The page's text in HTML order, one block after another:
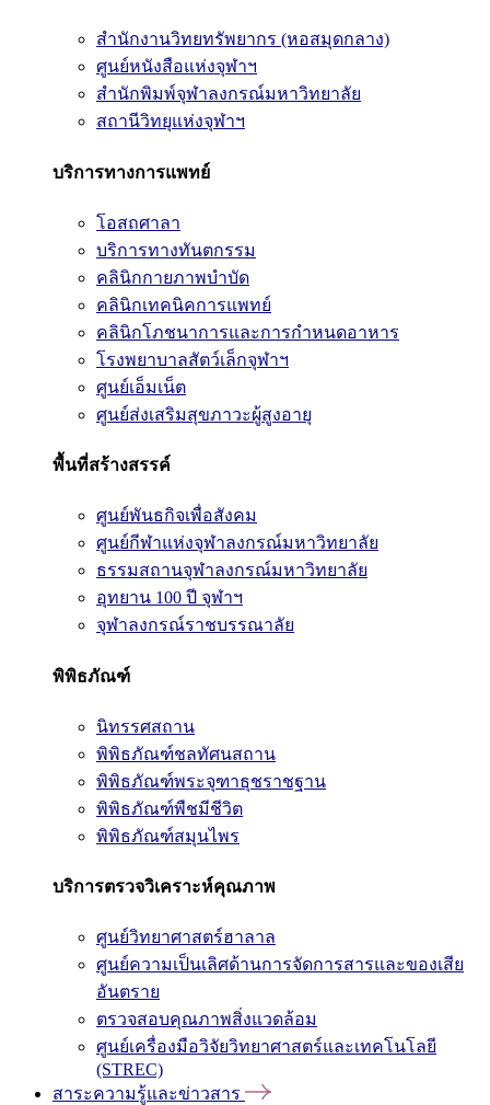
สำนักงานวิทยทรัพยากร (หอสมุดกลาง)
ศูนย์หนังสือแห่งจุฬาฯ
สำนักพิมพ์จุฬาลงกรณ์มหาวิทยาลัย
สถานีวิทยุแห่งจุฬาฯ
บริการทางการแพทย์
โอสถศาลา
บริการทางทันตกรรม
คลินิกกายภาพบำบัด
คลินิกเทคนิคการแพทย์
คลินิกโภชนาการและการกำหนดอาหาร
โรงพยาบาลสัตว์เล็กจุฬาฯ
ศูนย์เอ็มเน็ต
ศูนย์ส่งเสริมสุขภาวะผู้สูงอายุ
พื้นที่สร้างสรรค์
ศูนย์พันธกิจเพื่อสังคม
ศูนย์กีฬาแห่งจุฬาลงกรณ์มหาวิทยาลัย
ธรรมสถานจุฬาลงกรณ์มหาวิทยาลัย
อุทยาน 100 ปี จุฬาฯ
จุฬาลงกรณ์ราชบรรณาลัย
พิพิธภัณฑ์
นิทรรศสถาน
พิพิธภัณฑ์ชลทัศนสถาน
พิพิธภัณฑ์พระจุฑาธุชราชฐาน
พิพิธภัณฑ์พืชมีชีวิต
พิพิธภัณฑ์สมุนไพร
บริการตรวจวิเคราะห์คุณภาพ
ศูนย์วิทยาศาสตร์ฮาลาล
ศูนย์ความเป็นเลิศด้านการจัดการสารและของเสีย
อันตราย
ตรวจสอบคุณภาพสิ่งแวดล้อม
ศูนย์เครื่องมือวิจัยวิทยาศาสตร์และเทคโนโลยี
(STREC)
สาระความรู้และข่าวสาร